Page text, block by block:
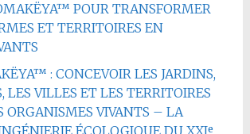
POUR TRANSFORMER
ET TERRITOIRES EN
: CONCEVOIR LES JARDINS,
LES VILLES ET LES TERRITOIRES
ORGANISMES VIVANTS – LA